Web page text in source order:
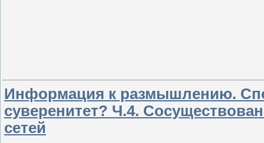
Информация к размышлению.
суверенитет? Ч.4.
сетей